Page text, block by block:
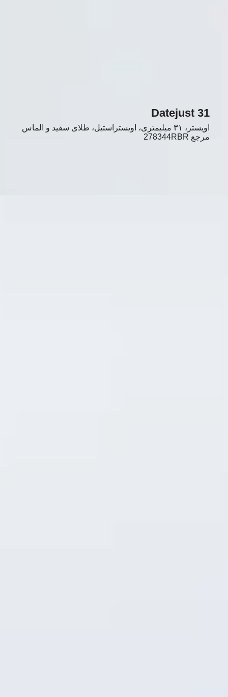
Datejust 31
اویستر، ۳۱ میلیمتری، اویستراستیل، طلای سفید و الماس
مرجع 278344RBR